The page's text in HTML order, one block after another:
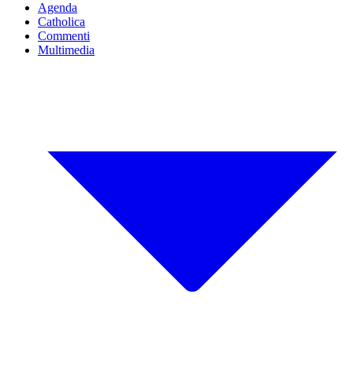
Agenda
Catholica
Commenti
Multimedia